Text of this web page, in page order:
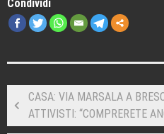
Condividi
CASA: VIA MARSALA A
ATTIVISTI: “COMPRERETE